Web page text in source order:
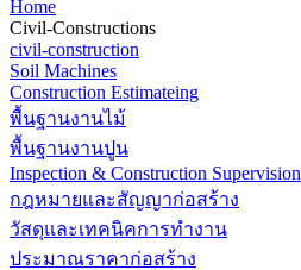
Home
Civil-Constructions
civil-construction
Soil Machines
Construction Estimateing
พื้นฐานงานไม้
พื้นฐานงานปูน
Inspection & Construction Supervision
กฎหมายและสัญญาก่อสร้าง
วัสดุและเทคนิคการทำงาน
ประมาณราคาก่อสร้าง